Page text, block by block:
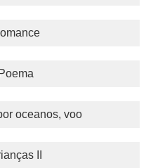
Poema
oceanos, voo
II